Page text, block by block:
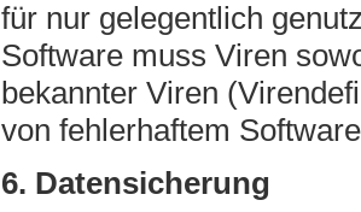
für nur gelegentlich
Software muss Viren
bekannter Viren
von fehlerhaftem
6. Datensicherung